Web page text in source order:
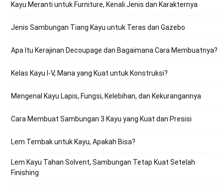
Kayu Meranti untuk Furniture, Kenali Jenis dan Karakternya
Jenis Sambungan Tiang Kayu untuk Teras dan Gazebo
Apa Itu Kerajinan Decoupage dan Bagaimana Cara Membuatnya?
Kelas Kayu I-V, Mana yang Kuat untuk Konstruksi?
Mengenal Kayu Lapis, Fungsi, Kelebihan, dan Kekurangannya
Cara Membuat Sambungan 3 Kayu yang Kuat dan Presisi
Lem Tembak untuk Kayu, Apakah Bisa?
Lem Kayu Tahan Solvent, Sambungan Tetap Kuat Setelah
Finishing